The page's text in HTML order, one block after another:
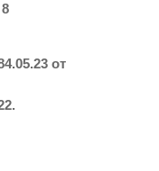
от